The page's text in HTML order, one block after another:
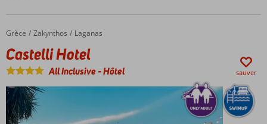
avec vue
panoramique
Le Club pour
un service
et exclusif
Formule
tout
Accueil
Grèce Zakynthos Laganas
Castelli Hotel
Castelli Hotel
All Inclusive-Hôtel sauver